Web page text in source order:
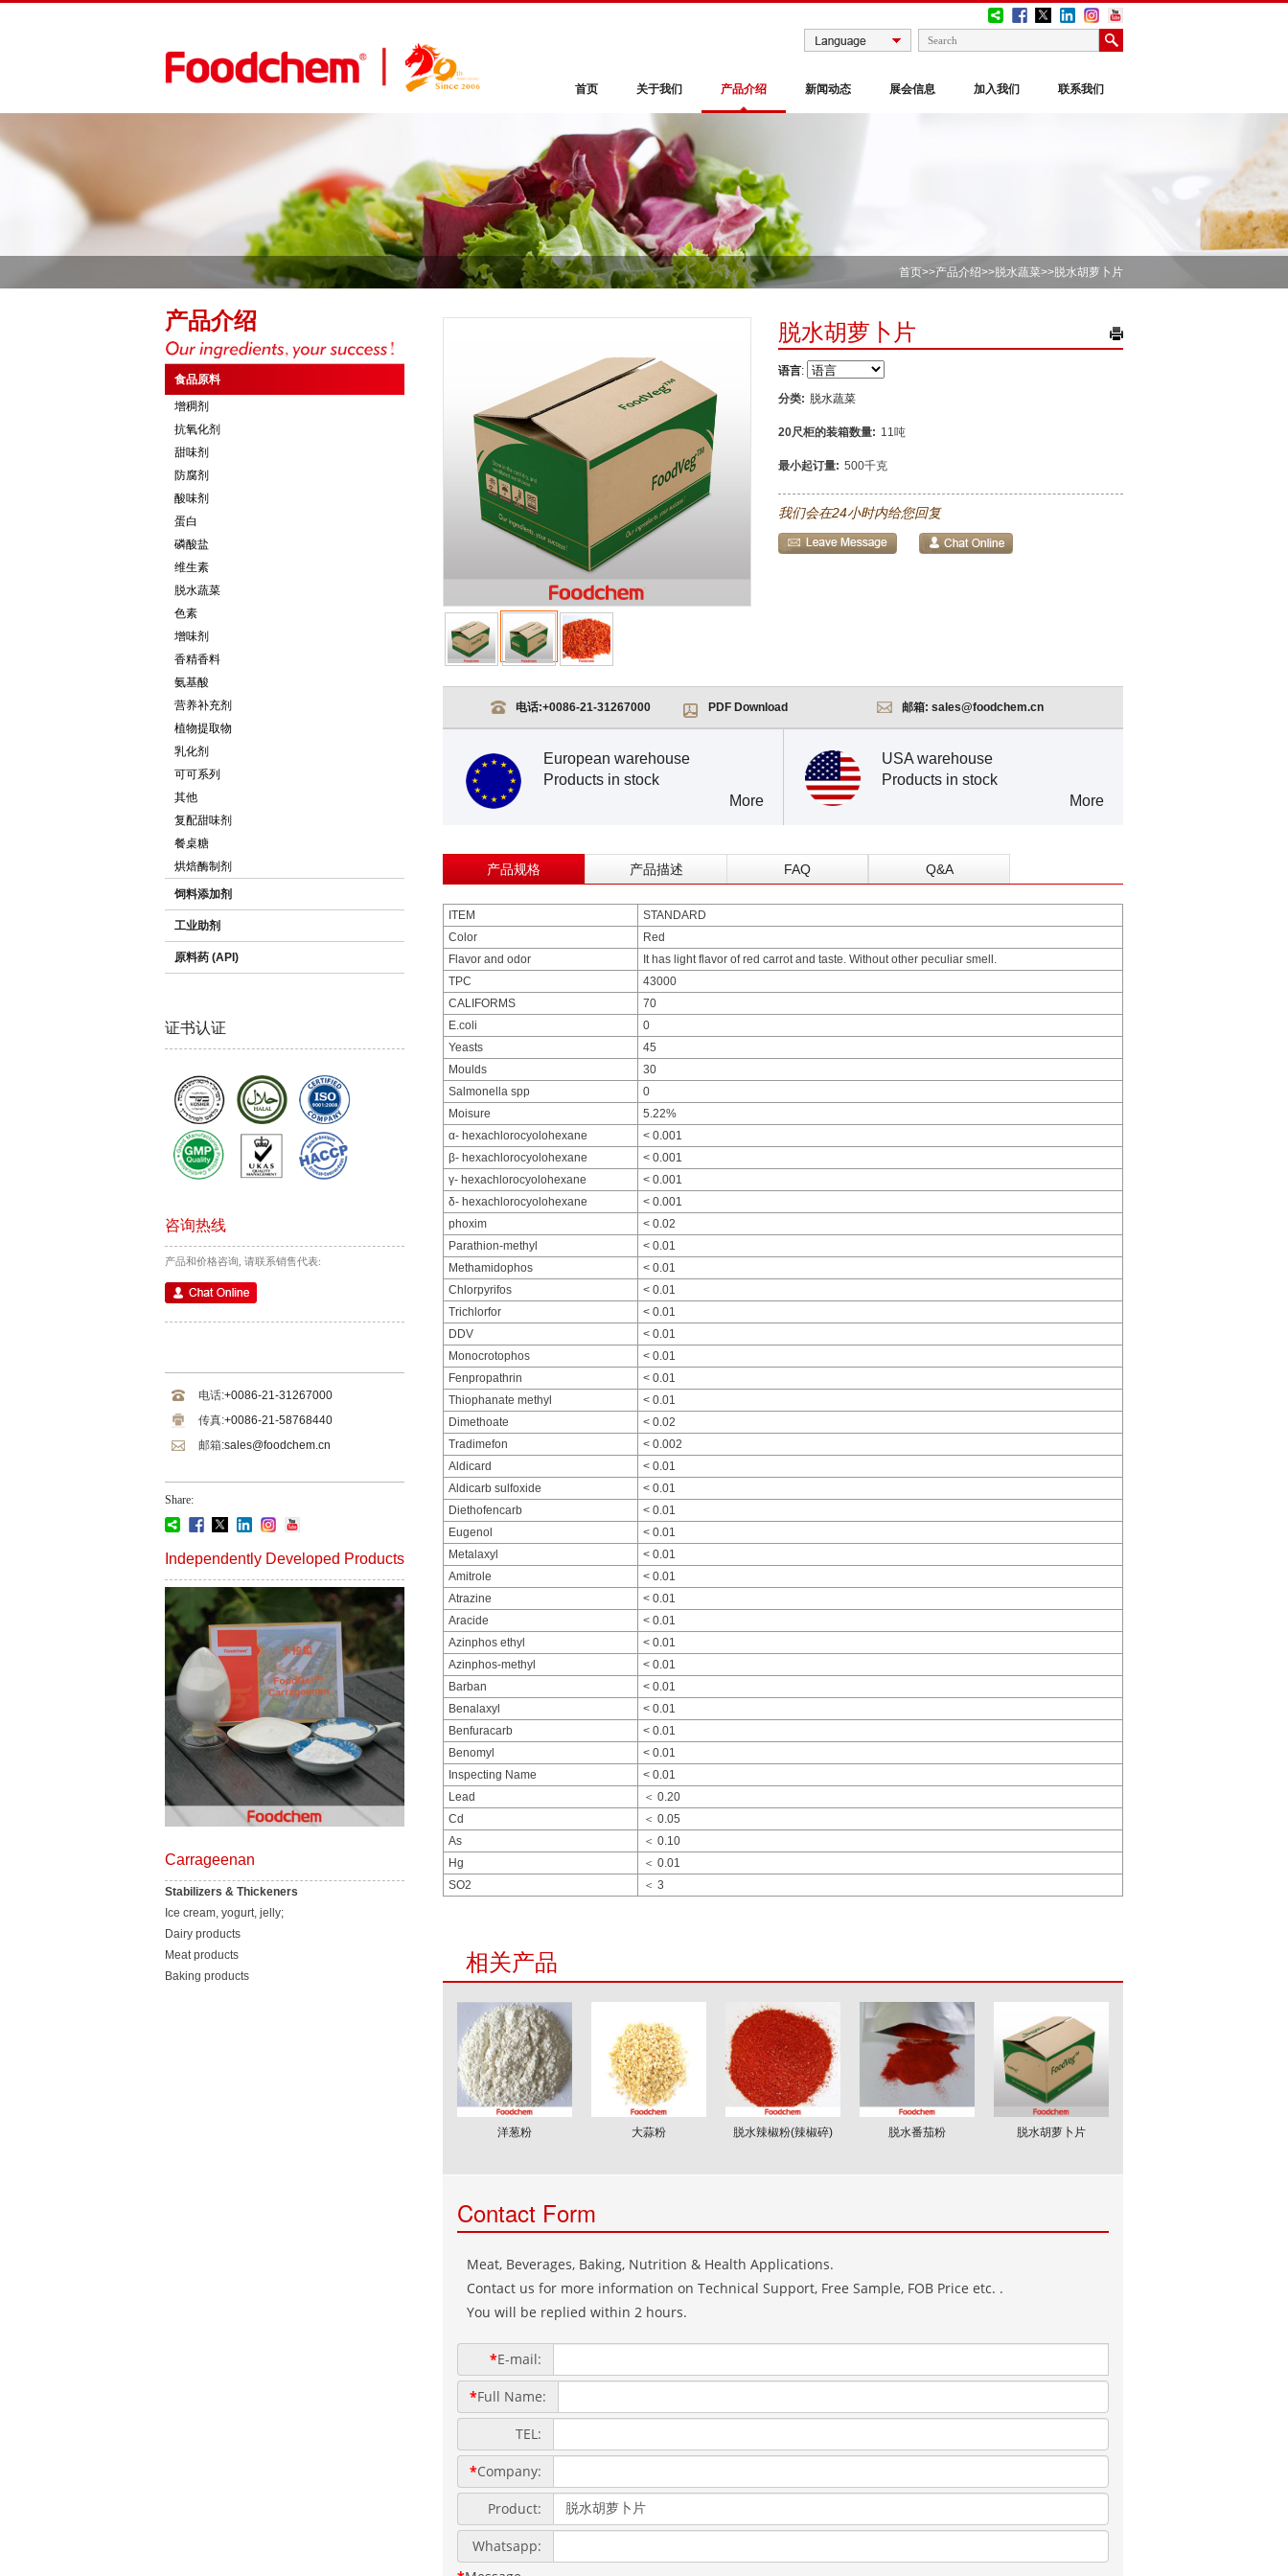
首页 关于我们 产品介绍 新闻动态 展会信息 加入我们 联系我们
首页>>产品介绍>>脱水蔬菜>>脱水胡萝卜片
产品介绍
食品原料
增稠剂
抗氧化剂
甜味剂
防腐剂
酸味剂
蛋白
磷酸盐
维生素
脱水蔬菜
色素
增味剂
香精香料
氨基酸
营养补充剂
植物提取物
乳化剂
可可系列
其他
复配甜味剂
餐桌糖
烘焙酶制剂
饲料添加剂
工业助剂
原料药 (API)
证书认证
咨询热线
产品和价格咨询, 请联系销售代表:
电话:+0086-21-31267000
传真:+0086-21-58768440
邮箱:sales@foodchem.cn
Share:
Independently Developed Products
Carrageenan
Stabilizers & Thickeners
Ice cream, yogurt, jelly;
Dairy products
Meat products
Baking products
脱水胡萝卜片
语言:
分类: 脱水蔬菜
20尺柜的装箱数量: 11吨
最小起订量: 500千克
我们会在24小时内给您回复
电话:+0086-21-31267000 PDF Download 邮箱: sales@foodchem.cn
European warehouse
Products in stock
More
USA warehouse
Products in stock
More
产品规格 产品描述 FAQ Q&A
ITEM
STANDARD
Color
Red
Flavor and odor
It has light flavor of red carrot and taste. Without other peculiar smell.
TPC
43000
CALIFORMS
70
E.coli
0
Yeasts
45
Moulds
30
Salmonella spp
0
Moisure
5.22%
α- hexachlorocyolohexane
< 0.001
β- hexachlorocyolohexane
< 0.001
γ- hexachlorocyolohexane
< 0.001
δ- hexachlorocyolohexane
< 0.001
phoxim
< 0.02
Parathion-methyl
< 0.01
Methamidophos
< 0.01
Chlorpyrifos
< 0.01
Trichlorfor
< 0.01
DDV
< 0.01
Monocrotophos
< 0.01
Fenpropathrin
< 0.01
Thiophanate methyl
< 0.01
Dimethoate
< 0.02
Tradimefon
< 0.002
Aldicard
< 0.01
Aldicarb sulfoxide
< 0.01
Diethofencarb
< 0.01
Eugenol
< 0.01
Metalaxyl
< 0.01
Amitrole
< 0.01
Atrazine
< 0.01
Aracide
< 0.01
Azinphos ethyl
< 0.01
Azinphos-methyl
< 0.01
Barban
< 0.01
Benalaxyl
< 0.01
Benfuracarb
< 0.01
Benomyl
< 0.01
Inspecting Name
< 0.01
Lead
＜ 0.20
Cd
＜ 0.05
As
＜ 0.10
Hg
＜ 0.01
SO2
＜ 3
相关产品
洋葱粉 大蒜粉 脱水辣椒粉(辣椒碎) 脱水番茄粉 脱水胡萝卜片